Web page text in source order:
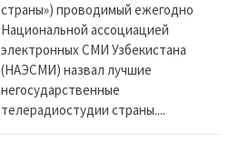
страны») проводимый ежегодно
Национальной ассоциацией
электронных СМИ Узбекистана
(НАЭСМИ) назвал лучшие
негосударственные
телерадиостудии страны....